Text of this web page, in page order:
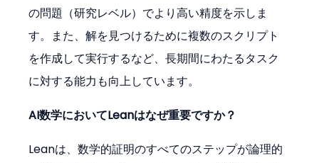
の問題（研究レベル）でより高い精度を示しま
す。また、解を見つけるために複数のスクリプト
を作成して実行するなど、長期間にわたるタスク
に対する能力も向上しています。
AI数学においてLeanはなぜ重要ですか？
Leanは、数学的証明のすべてのステップが論理的